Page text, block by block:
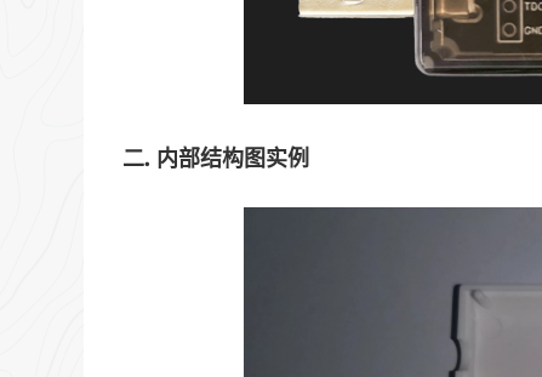
二. 内部结构图实例